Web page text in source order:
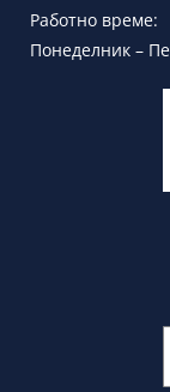
Работно време:
Понеделник –